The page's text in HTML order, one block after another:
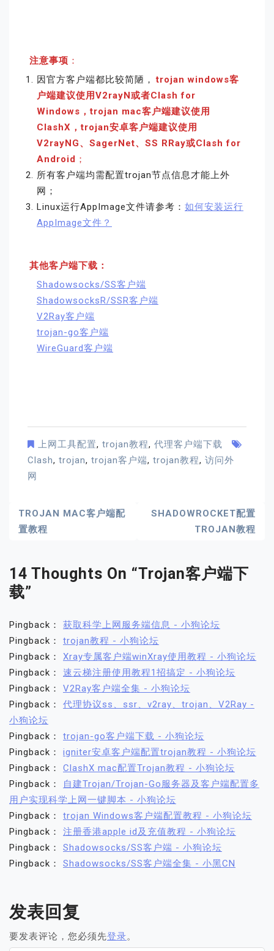
注意事项 ：
因官方客户端都比较简陋， trojan windows客
户端建议使用V2rayN或者Clash for
Windows，trojan mac客户端建议使用
ClashX，trojan安卓客户端建议使用
V2rayNG、SagerNet、SS RRay或Clash for
Android ；
所有客户端均需配置trojan节点信息才能上外
网；
Linux运行AppImage文件请参考： 如何安装运行
AppImage文件？
其他客户端下载：
Shadowsocks/SS客户端
ShadowsocksR/SSR客户端
V2Ray客户端
trojan-go客户端
WireGuard客户端
上网工具配置, trojan教程, 代理客户端下载
Clash, trojan, trojan客户端, trojan教程, 访问外
网
文
章
航
TROJAN MAC客户端配
置教程
SHADOWROCKET配置
TROJAN教程
14 Thoughts On “Trojan客户端下
载”
Pingback： 获取科学上网服务端信息 - 小狗论坛
Pingback： trojan教程 - 小狗论坛
Pingback： Xray专属客户端winXray使用教程 - 小狗论坛
Pingback： 速云梯注册使用教程1招搞定 - 小狗论坛
Pingback： V2Ray客户端全集 - 小狗论坛
Pingback： 代理协议ss、ssr、v2ray、trojan、V2Ray -
小狗论坛
Pingback： trojan-go客户端下载 - 小狗论坛
Pingback： igniter安卓客户端配置trojan教程 - 小狗论坛
Pingback： ClashX mac配置Trojan教程 - 小狗论坛
Pingback：
自建Trojan/Trojan-Go服务器及客户端配置多
用户实现科学上网一键脚本 - 小狗论坛
Pingback： trojan Windows客户端配置教程 - 小狗论坛
Pingback： 注册香港apple id及充值教程 - 小狗论坛
Pingback： Shadowsocks/SS客户端 - 小狗论坛
Pingback： Shadowsocks/SS客户端全集 - 小黑CN
发表回复
要发表评论，您必须先登录。